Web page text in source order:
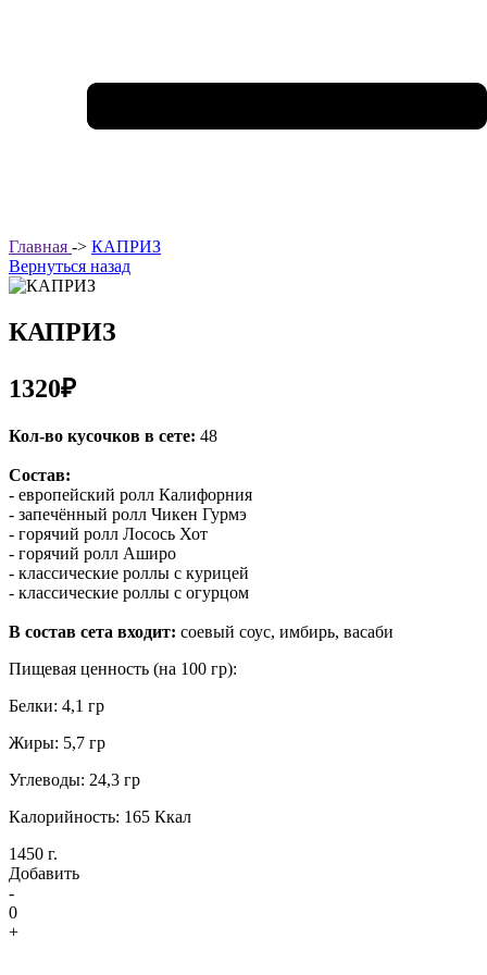
Главная -> КАПРИЗ
Вернуться назад
КАПРИЗ
1320₽
Кол-во кусочков в сете: 48
Состав:
- европейский ролл Калифорния
- запечённый ролл Чикен Гурмэ
- горячий ролл Лосось Хот
- горячий ролл Аширо
- классические роллы с курицей
- классические роллы с огурцом
В состав сета входит: соевый соус, имбирь, васаби
Пищевая ценность (на 100 гр):
Белки: 4,1 гр
Жиры: 5,7 гр
Углеводы: 24,3 гр
Калорийность: 165 Ккал
1450 г.
Добавить
-
0
+